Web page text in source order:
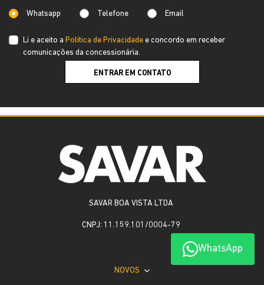
Whatsapp Telefone Email
Li e aceito a Política de Privacidade e concordo em receber
comunicações da concessionária.
ENTRAR EM CONTATO
WhatsApp
SAVAR BOA VISTA LTDA
CNPJ: 11.159.101/0004-79
NOVOS